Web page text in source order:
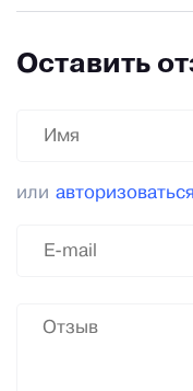
Оставить
или авторизоваться